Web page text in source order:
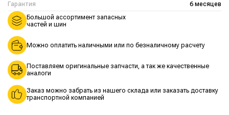
Гарантия 6 месяцев
Большой ассортимент запасных
частей и шин
Можно оплатить наличными или по безналичному расчету
Поставляем оригинальные запчасти, а так же качественные
аналоги
Заказ можно забрать из нашего склада или заказать доставку
транспортной компанией